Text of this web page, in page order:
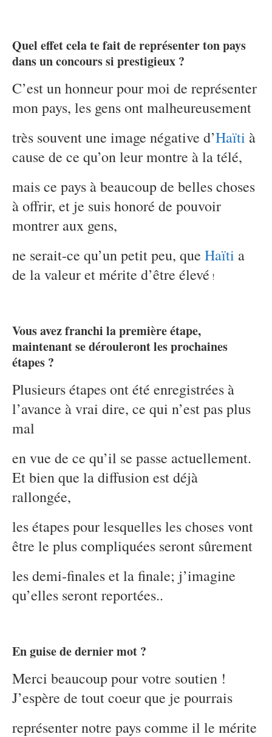
Quel effet cela te fait de représenter ton pays
dans un concours si prestigieux ?
C’est un honneur pour moi de représenter
mon pays, les gens ont malheureusement
très souvent une image négative d’Haïti à
cause de ce qu’on leur montre à la télé,
mais ce pays à beaucoup de belles choses
à offrir, et je suis honoré de pouvoir
montrer aux gens,
ne serait-ce qu’un petit peu, que Haïti a
de la valeur et mérite d’être élevé !
Vous avez franchi la première étape,
maintenant se dérouleront les prochaines
étapes ?
Plusieurs étapes ont été enregistrées à
l’avance à vrai dire, ce qui n’est pas plus
mal
en vue de ce qu’il se passe actuellement.
Et bien que la diffusion est déjà
rallongée,
les étapes pour lesquelles les choses vont
être le plus compliquées seront sûrement
les demi-finales et la finale; j’imagine
qu’elles seront reportées..
En guise de dernier mot ?
Merci beaucoup pour votre soutien !
J’espère de tout coeur que je pourrais
représenter notre pays comme il le mérite